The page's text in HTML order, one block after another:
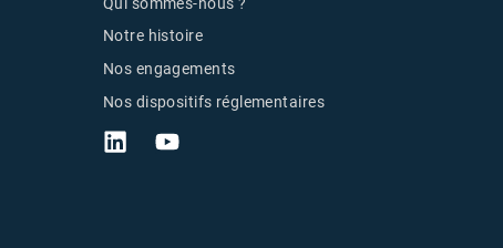
Notre histoire
Nos engagements
Nos dispositifs réglementaires